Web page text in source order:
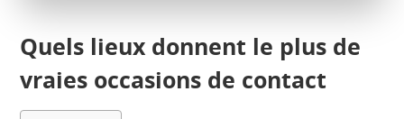
Quels lieux donnent le plus de
vraies occasions de contact